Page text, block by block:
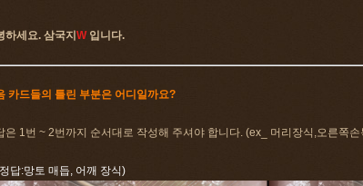
하세요. 삼국지 W입니다.
카드들의 틀린 부분은 어디일까요?
은 1번 ~ 2번까지 순서대로 작성해 주셔야 합니다. (ex_ 머리장식,오른쪽손
답:망토 매듭, 어깨 장식)